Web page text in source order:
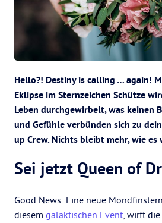
Hello?! Destiny is calling … again!
Eklipse im Sternzeichen Schütze
Leben durchgewirbelt, was keinen
und Gefühle verbünden sich zu
up Crew. Nichts bleibt mehr, wie es
Sei jetzt Queen of
Good News: Eine neue
diesem galaktischen Event, wirft die